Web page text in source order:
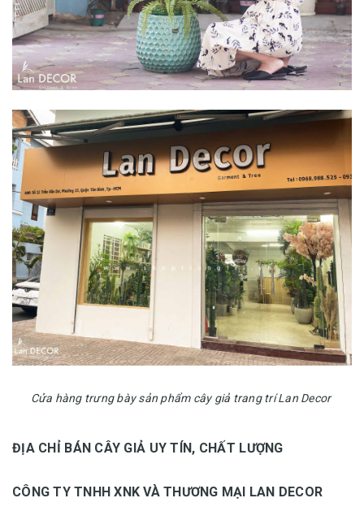
Cửa hàng trưng bày sản phẩm cây giả trang trí Lan Decor
ĐỊA CHỈ BÁN CÂY GIẢ UY TÍN, CHẤT LƯỢNG
CÔNG TY TNHH XNK VÀ THƯƠNG MẠI LAN DECOR